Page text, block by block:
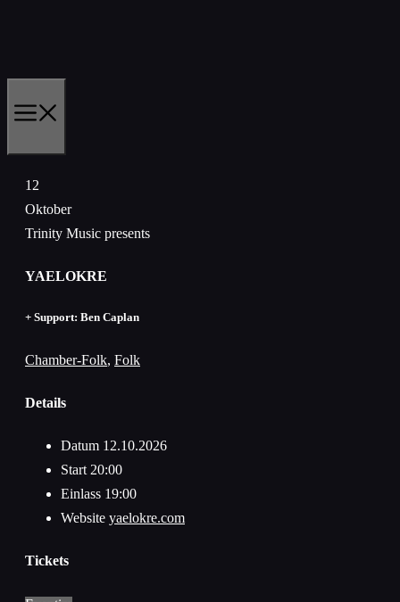
12
Oktober
Trinity Music presents
YAELOKRE
+ Support: Ben Caplan
Chamber-Folk, Folk
Details
Datum 12.10.2026
Start 20:00
Einlass 19:00
Website yaelokre.com
Tickets